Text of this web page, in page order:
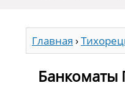
Главная ›
Банкоматы